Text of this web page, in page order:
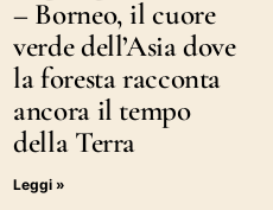
– Borneo, il cuore
verde dell’Asia dove
la foresta racconta
ancora il tempo
della Terra
Leggi »